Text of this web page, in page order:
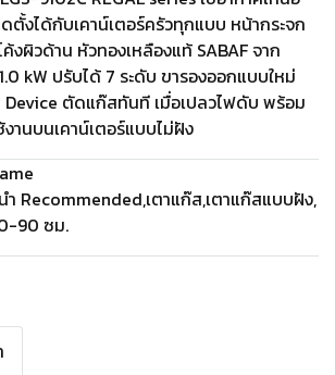
ดตั้งได้กับเคาน์เตอร์ครัวทุกแบบ หน้ากระจก
งผิวด้าน หัวทองเหลืองแท้ SABAF จาก
kW ปรับได้ 7 ระดับ ขารองออกแบบใหม่
Device ตัดแก๊สทันที เมื่อเปลวไฟดับ พร้อม
งานบนเคาน์เตอร์แบบไม่ฝัง
ำ Recommended,เตาแก๊ส,เตาแก๊สแบบฝัง,
90 ซม.